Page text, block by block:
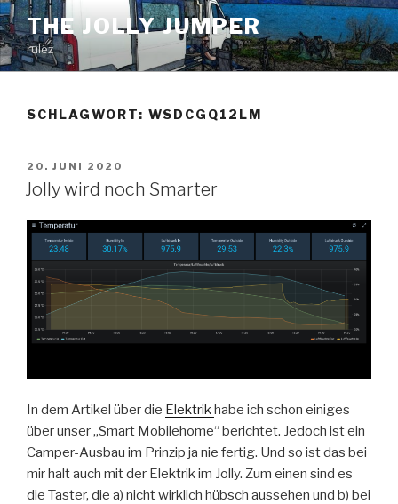
Zum
Inhalt
springen
THE JOLLY JUMPER
rulez
SCHLAGWORT: WSDCGQ12LM
VERÖFFENTLICHT
AM
20. JUNI 2020
Jolly wird noch Smarter
In dem Artikel über die Elektrik habe ich schon einiges
über unser „Smart Mobilehome“ berichtet. Jedoch ist ein
Camper-Ausbau im Prinzip ja nie fertig. Und so ist das bei
mir halt auch mit der Elektrik im Jolly. Zum einen sind es
die Taster, die a) nicht wirklich hübsch aussehen und b) bei